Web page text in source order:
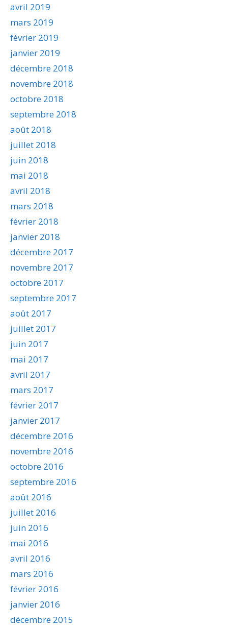
avril 2019
mars 2019
février 2019
janvier 2019
décembre 2018
novembre 2018
octobre 2018
septembre 2018
août 2018
juillet 2018
juin 2018
mai 2018
avril 2018
mars 2018
février 2018
janvier 2018
décembre 2017
novembre 2017
octobre 2017
septembre 2017
août 2017
juillet 2017
juin 2017
mai 2017
avril 2017
mars 2017
février 2017
janvier 2017
décembre 2016
novembre 2016
octobre 2016
septembre 2016
août 2016
juillet 2016
juin 2016
mai 2016
avril 2016
mars 2016
février 2016
janvier 2016
décembre 2015